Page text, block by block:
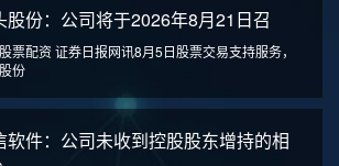
股份：公司将于2026年8月21日召
票配资 证券日报网讯8月5日股票交易支持服务，
份
软件：公司未收到控股股东增持的相